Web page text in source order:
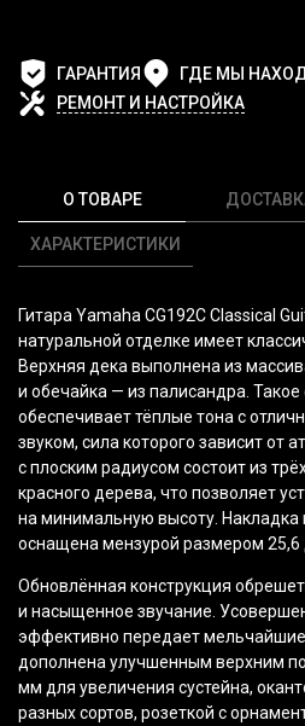
ГАРАНТИЯ
ГДЕ МЫ
РЕМОНТ И НАСТРОЙКА
О ТОВАРЕ
ХАРАКТЕРИСТИКИ
Гитара Yamaha CG192C Classical
натуральной отделке имеет
Верхняя дека выполнена из
и обечайка — из палисандра.
обеспечивает тёплые тона с
звуком, сила которого зависит от
с плоским радиусом состоит из
красного дерева, что позволяет
на минимальную высоту. Накладка
оснащена мензурой размером
Обновлённая конструкция
и насыщенное звучание.
эффективно передает
дополнена улучшенным верхним
мм для увеличения сустейна,
разных сортов, розеткой с